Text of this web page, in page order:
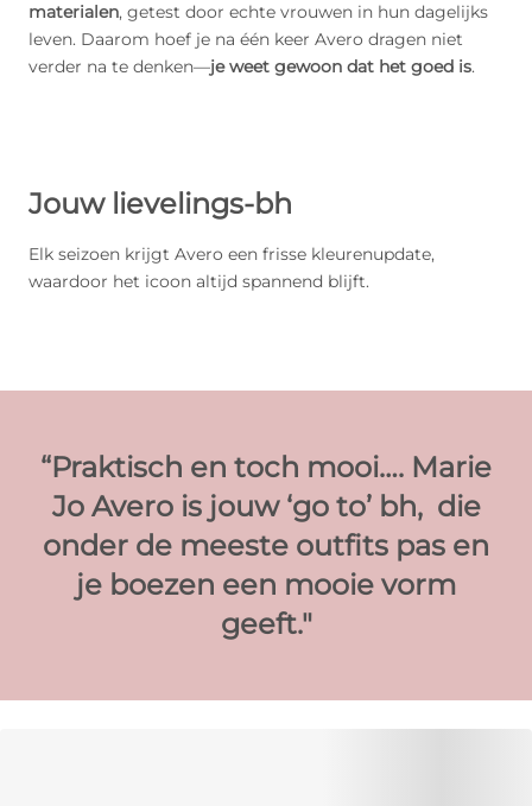
materialen, getest door echte vrouwen in hun dagelijks
leven. Daarom hoef je na één keer Avero dragen niet
verder na te denken—je weet gewoon dat het goed is.
Jouw lievelings-bh
Elk seizoen krijgt Avero een frisse kleurenupdate,
waardoor het icoon altijd spannend blijft.
“Praktisch en toch mooi…. Marie
Jo Avero is jouw ‘go to’ bh, ​ die
onder de meeste outfits pas en
je boezen een mooie vorm
geeft.​"